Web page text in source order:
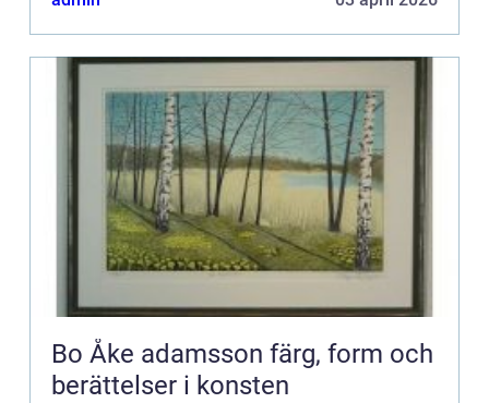
Bo Åke adamsson färg, form och
berättelser i konsten